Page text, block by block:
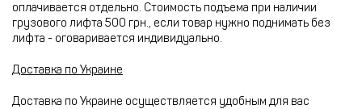
оплачивается отдельно. Стоимость подъема при наличии
грузового лифта 500 грн., если товар нужно поднимать без
лифта - оговаривается индивидуально.
Доставка по Украине
Доставка по Украине осуществляется удобным для вас